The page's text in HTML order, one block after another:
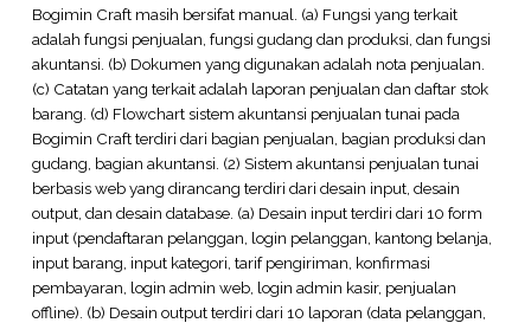
Bogimin Craft masih bersifat manual. (a) Fungsi yang terkait
adalah fungsi penjualan, fungsi gudang dan produksi, dan fungsi
akuntansi. (b) Dokumen yang digunakan adalah nota penjualan.
(c) Catatan yang terkait adalah laporan penjualan dan daftar stok
barang. (d) Flowchart sistem akuntansi penjualan tunai pada
Bogimin Craft terdiri dari bagian penjualan, bagian produksi dan
gudang, bagian akuntansi. (2) Sistem akuntansi penjualan tunai
berbasis web yang dirancang terdiri dari desain input, desain
output, dan desain database. (a) Desain input terdiri dari 10 form
input (pendaftaran pelanggan, login pelanggan, kantong belanja,
input barang, input kategori, tarif pengiriman, konfirmasi
pembayaran, login admin web, login admin kasir, penjualan
offline). (b) Desain output terdiri dari 10 laporan (data pelanggan,